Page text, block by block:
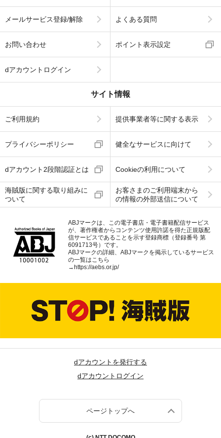
メールサービス登録/解除 よくある質問
お問い合わせ ポイント表示設定
dアカウントログイン
サイト情報
ご利用規約 提供事業者等に関する表示
プライバシーポリシー 健全なサービスに向けて
dアカウント2段階認証とは Cookieの利用について
海賊版に関する取り組みに
ついて
お客さまのご利用端末から
の情報の外部送信について
ABJマークは、この電子書店・電子書籍配信サービス
が、著作権者からコンテンツ使用許諾を得た正規版配
信サービスであることを示す登録商標（登録番号 第
6091713号）です。
ABJマークの詳細、ABJマークを掲示しているサービス
の一覧はこちら
→ https://aebs.or.jp/
dアカウントを発行する
dアカウントログイン
ページトップへ